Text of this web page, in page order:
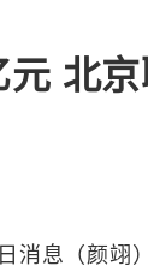
北
消息（颜翊